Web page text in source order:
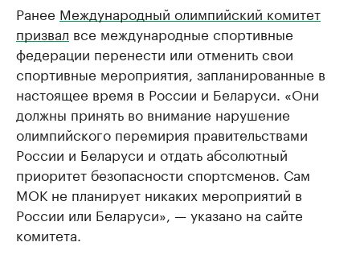
Ранее Международный олимпийский комитет
призвал все международные спортивные
федерации перенести или отменить свои
спортивные мероприятия, запланированные в
настоящее время в России и Беларуси. «Они
должны принять во внимание нарушение
олимпийского перемирия правительствами
России и Беларуси и отдать абсолютный
приоритет безопасности спортсменов. Сам
МОК не планирует никаких мероприятий в
России или Беларуси», — указано на сайте
комитета.